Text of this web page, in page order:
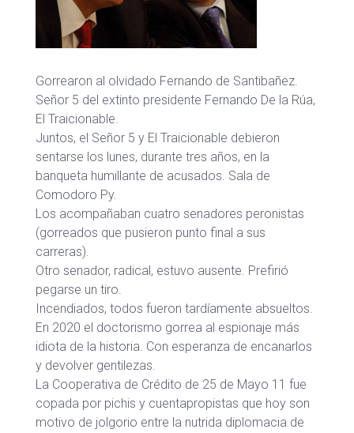
Gorrearon al olvidado Fernando de Santibañez.
Señor 5 del extinto presidente Fernando De la Rúa,
El Traicionable.
Juntos, el Señor 5 y El Traicionable debieron
sentarse los lunes, durante tres años, en la
banqueta humillante de acusados. Sala de
Comodoro Py.
Los acompañaban cuatro senadores peronistas
(gorreados que pusieron punto final a sus
carreras).
Otro senador, radical, estuvo ausente. Prefirió
pegarse un tiro.
Incendiados, todos fueron tardíamente absueltos.
En 2020 el doctorismo gorrea al espionaje más
idiota de la historia. Con esperanza de encanarlos
y devolver gentilezas.
La Cooperativa de Crédito de 25 de Mayo 11 fue
copada por pichis y cuentapropistas que hoy son
motivo de jolgorio entre la nutrida diplomacia de